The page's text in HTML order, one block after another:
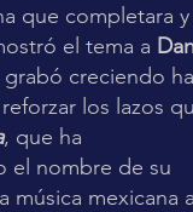
que completara
el tema a
creciendo
los lazos
, que ha
el nombre de su
música mexicana